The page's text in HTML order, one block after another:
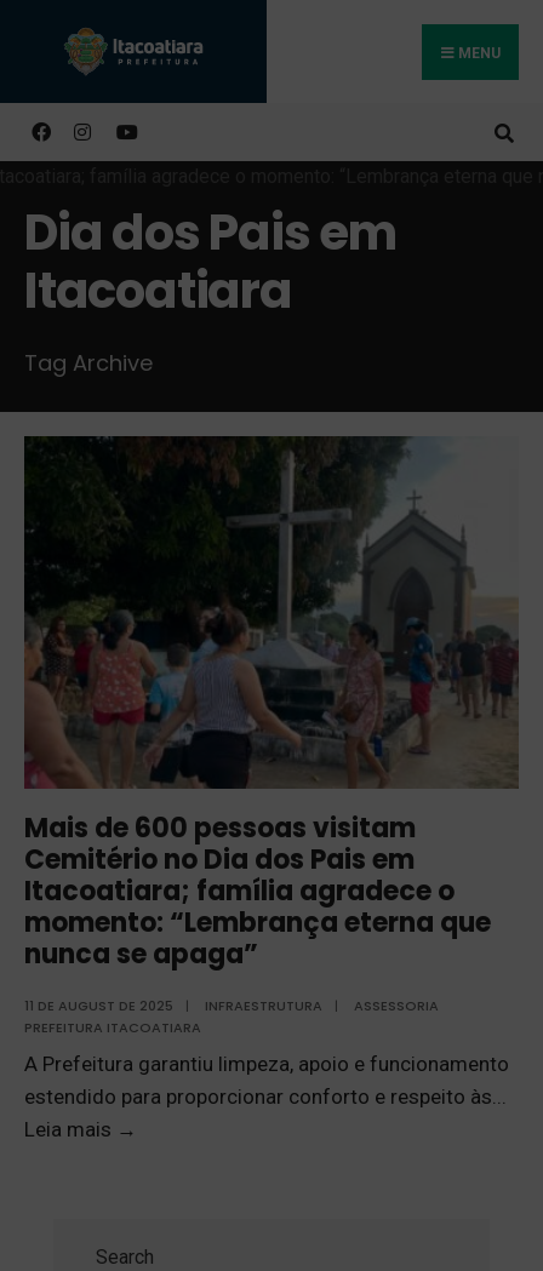
MENU
Dia dos Pais em
Itacoatiara
Tag Archive
Mais de 600 pessoas visitam
Cemitério no Dia dos Pais em
Itacoatiara; família agradece o
momento: “Lembrança eterna que
nunca se apaga”
11 DE AUGUST DE 2025 | INFRAESTRUTURA |
ASSESSORIA
PREFEITURA ITACOATIARA
A Prefeitura garantiu limpeza, apoio e funcionamento
estendido para proporcionar conforto e respeito às...
Leia mais →
Search
Buscar